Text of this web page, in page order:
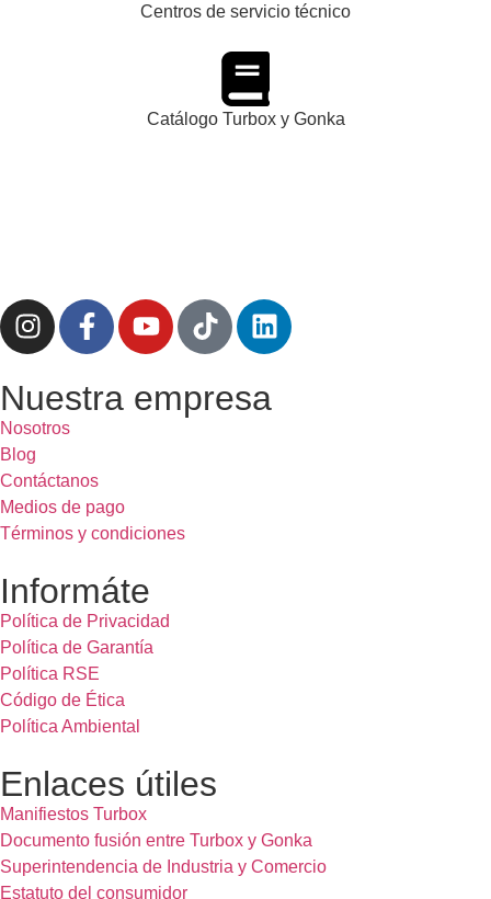
Centros de servicio técnico
Catálogo Turbox y Gonka
Nuestra empresa
Nosotros
Blog
Contáctanos
Medios de pago
Términos y condiciones
Informáte
Política de Privacidad
Política de Garantía
Política RSE
Código de Ética
Política Ambiental
Enlaces útiles
Manifiestos Turbox
Documento fusión entre Turbox y Gonka
Superintendencia de Industria y Comercio
Estatuto del consumidor